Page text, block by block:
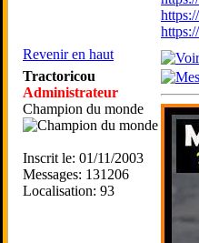
Revenir en haut
Tractoricou
Administrateur
Champion du monde
Inscrit le: 01/11/2003
Messages: 131206
Localisation: 93